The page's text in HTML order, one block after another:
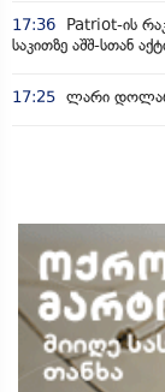
17:36
Patriot-ის
საკითზე აშშ-სთან
17:25 ლარი